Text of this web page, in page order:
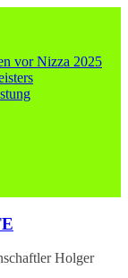
vor Nizza 2025
Holger